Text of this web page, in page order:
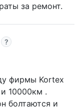
за ремонт.
фирмы Kortex
10000км .
болтаются и